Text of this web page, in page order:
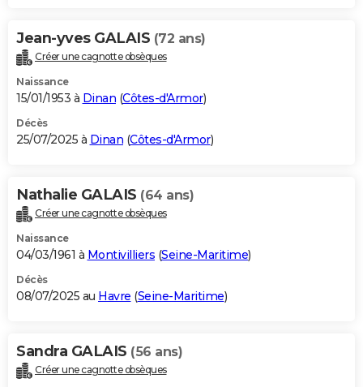
Jean-yves GALAIS (72 ans)
Créer une cagnotte obsèques
Naissance
15/01/1953 à Dinan (Côtes-d'Armor)
Décès
25/07/2025 à Dinan (Côtes-d'Armor)
Nathalie GALAIS (64 ans)
Créer une cagnotte obsèques
Naissance
04/03/1961 à Montivilliers (Seine-Maritime)
Décès
08/07/2025 au Havre (Seine-Maritime)
Sandra GALAIS (56 ans)
Créer une cagnotte obsèques